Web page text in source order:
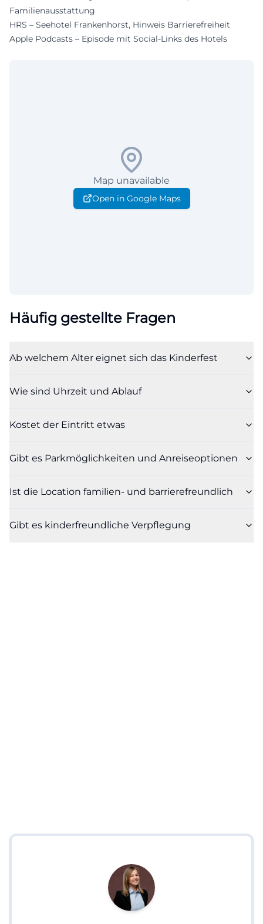
Familienausstattung
HRS – Seehotel Frankenhorst, Hinweis Barrierefreiheit
Apple Podcasts – Episode mit Social-Links des Hotels
Map unavailable
Open in Google Maps
Häufig gestellte Fragen
Ab welchem Alter eignet sich das Kinderfest
Wie sind Uhrzeit und Ablauf
Kostet der Eintritt etwas
Gibt es Parkmöglichkeiten und Anreiseoptionen
Ist die Location familien- und barrierefreundlich
Gibt es kinderfreundliche Verpflegung